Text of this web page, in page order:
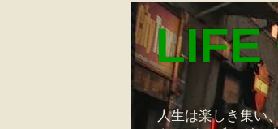
LIFE
人生は楽しき集い